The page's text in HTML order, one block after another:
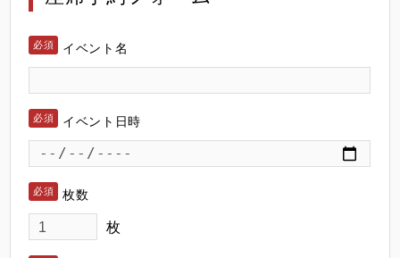
イベント名
イベント日時
枚数
枚